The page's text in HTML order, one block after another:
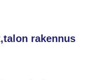
rakennus